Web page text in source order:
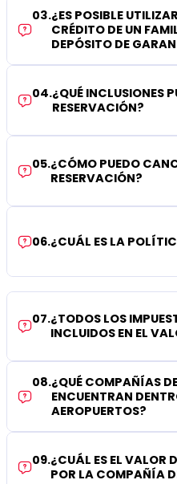
03.¿ES POSIBLE
CRÉDITO DE UN
DEPÓSITO DE
04.¿QUÉ INCLUSIONES
RESERVACIÓN?
05.¿CÓMO PUEDO
RESERVACIÓN?
06.¿CUÁL ES LA
07.¿TODOS LOS
INCLUIDOS EN EL
08.¿QUÉ COMPAÑÍAS
ENCUENTRAN
AEROPUERTOS?
09.¿CUÁL ES EL VALOR
POR LA COMPAÑÍA